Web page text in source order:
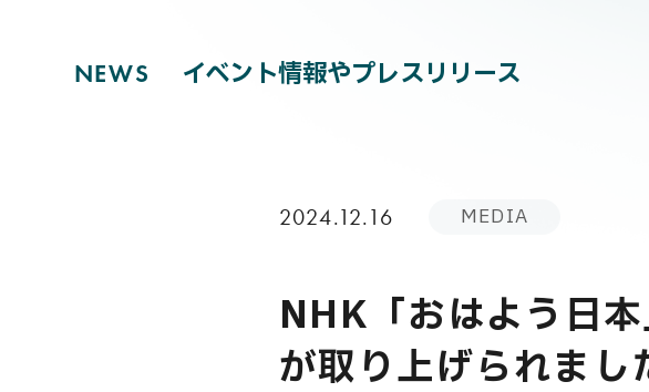
COMPANY
SERVICES
NEWS
NEWS
NEWS イベント情報やプレスリリース
2024.12.16 MEDIA
NHK「おはよう日
が取り上げられまし